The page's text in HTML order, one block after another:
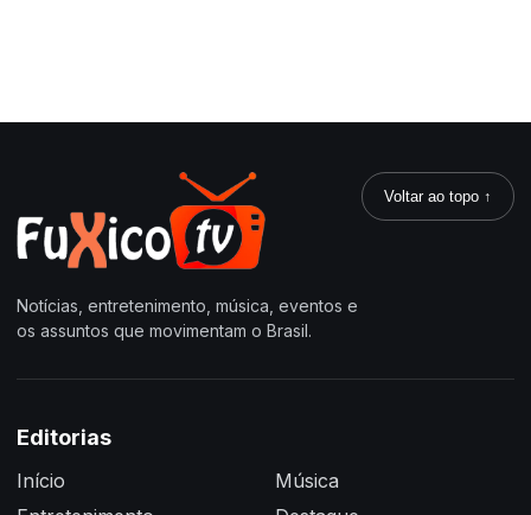
Notícias, entretenimento, música, eventos e
os assuntos que movimentam o Brasil.
Voltar ao topo ↑
Editorias
Início
Música